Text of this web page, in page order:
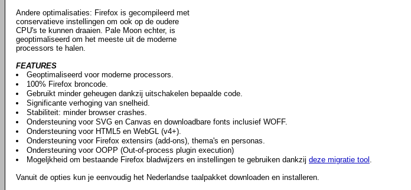
Andere optimalisaties: Firefox is gecompileerd met
conservatieve instellingen om ook op de oudere
CPU's te kunnen draaien. Pale Moon echter, is
geoptimaliseerd om het meeste uit de moderne
processors te halen.
FEATURES
Geoptimaliseerd voor moderne processors.
100% Firefox broncode.
Gebruikt minder geheugen dankzij uitschakelen bepaalde code.
Significante verhoging van snelheid.
Stabiliteit: minder browser crashes.
Ondersteuning voor SVG en Canvas en downloadbare fonts inclusief WOFF.
Ondersteuning voor HTML5 en WebGL (v4+).
Ondersteuning voor Firefox extensirs (add-ons), thema's en personas.
Ondersteuning voor OOPP (Out-of-process plugin execution)
Mogeljkheid om bestaande Firefox bladwijzers en instellingen te gebruiken dankzij deze migratie tool .
Vanuit de opties kun je eenvoudig het Nederlandse taalpakket downloaden en installeren.